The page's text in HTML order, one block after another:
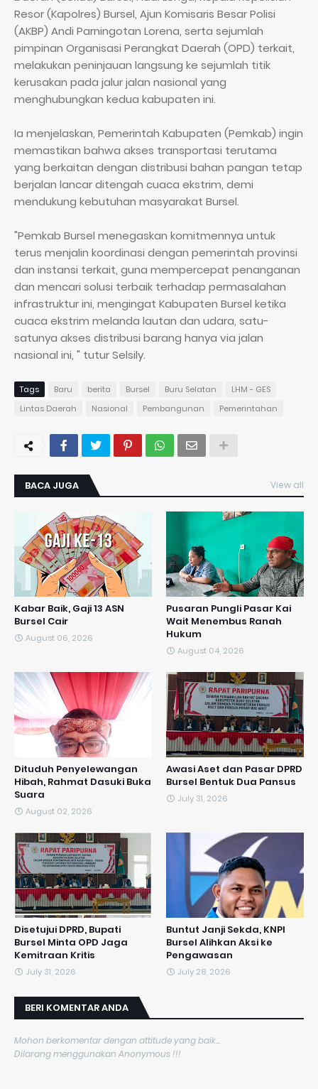
Resor (Kapolres) Bursel, Ajun Komisaris Besar Polisi
(AKBP) Andi Parningotan Lorena, serta sejumlah
pimpinan Organisasi Perangkat Daerah (OPD) terkait,
melakukan peninjauan langsung ke sejumlah titik
kerusakan pada jalur jalan nasional yang
menghubungkan kedua kabupaten ini.
Ia menjelaskan, Pemerintah Kabupaten (Pemkab) ingin
memastikan bahwa akses transportasi terutama
yang berkaitan dengan distribusi bahan pangan tetap
berjalan lancar ditengah cuaca ekstrim, demi
mendukung kebutuhan masyarakat Bursel.
"Pemkab Bursel menegaskan komitmennya untuk
terus menjalin koordinasi dengan pemerintah provinsi
dan instansi terkait, guna mempercepat penanganan
dan mencari solusi terbaik terhadap permasalahan
infrastruktur ini, mengingat Kabupaten Bursel ketika
cuaca ekstrim melanda lautan dan udara, satu-
satunya akses distribusi barang hanya via jalan
nasional ini, " tutur Selsily.
Tags Baru berita Bursel Buru Selatan
LHM - GES
Lintas Daerah
Nasional Pembangunan Pemerintahan
BACA JUGA View all
Kabar Baik, Gaji 13 ASN
Bursel Cair
August 06, 2026
Pusaran Pungli Pasar Kai
Wait Menembus Ranah
Hukum
August 04, 2026
Dituduh Penyelewangan
Hibah, Rahmat Dasuki Buka
Suara
August 02, 2026
Awasi Aset dan Pasar DPRD
Bursel Bentuk Dua Pansus
July 31, 2026
Disetujui DPRD, Bupati
Bursel Minta OPD Jaga
Kemitraan Kritis
July 31, 2026
​Buntut Janji Sekda, KNPI
Bursel Alihkan Aksi ke
Pengawasan
July 28, 2026
BERI KOMENTAR ANDA
Mohon berkomentar dengan attitude yang baik...
Dilarang menggunakan Anonymous !!!